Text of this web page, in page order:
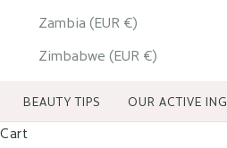
Zambia (EUR €)
Zimbabwe (EUR €)
BEAUTY TIPS OUR ACTIVE
Cart